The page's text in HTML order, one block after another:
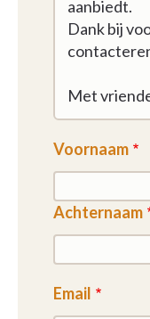
Voornaam
Achternaam
Email